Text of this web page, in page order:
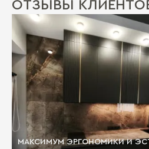
ОТЗЫВЫ
МАКСИМУМ ЭРГОНОМИКИ И